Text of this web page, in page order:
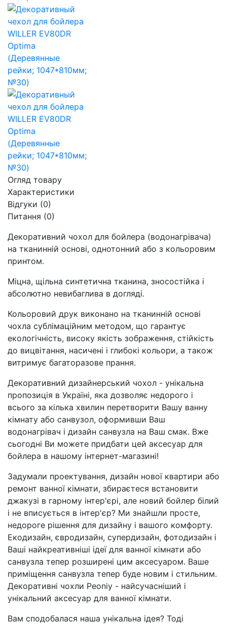
Огляд товару
Характеристики
Відгуки (0)
Питання (0)
Декоративний чохол для бойлера (водонагрівача)
на тканинній основі, однотонний або з кольоровим
принтом.
Міцна, щільна синтетична тканина, зносостійка і
абсолютно невибаглива в догляді.
Кольоровий друк виконано на тканинній основі
чохла сублімаційним методом, що гарантує
екологічність, високу якість зображення, стійкість
до вицвітання, насичені і глибокі кольори, а також
витримує багаторазове прання.
Декоративний дизайнерський чохол - унікальна
пропозиція в Україні, яка дозволяє недорого і
всього за кілька хвилин перетворити Вашу ванну
кімнату або санвузол, оформивши Ваш
водонагрівач і дизайн санвузла на Ваш смак. Вже
сьогодні Ви можете придбати цей аксесуар для
бойлера в нашому інтернет-магазині!
Задумали проектування, дизайн нової квартири або
ремонт ванної кімнати, збираєтеся встановити
джакузі в гарному інтер'єрі, але новий бойлер білий
і не вписується в інтер'єр? Ми знайшли просте,
недороге рішення для дизайну і вашого комфорту.
Екодизайн, євродизайн, супердизайн, фотодизайн і
Ваші найкреативніші ідеї для ванної кімнати або
санвузла тепер розширені цим аксесуаром. Ваше
приміщення санвузла тепер буде новим і стильним.
Декоративні чохли Peoniy - найсучасніший і
унікальний аксесуар для ванної кімнати.
Вам сподобалася наша унікальна ідея? Тоді